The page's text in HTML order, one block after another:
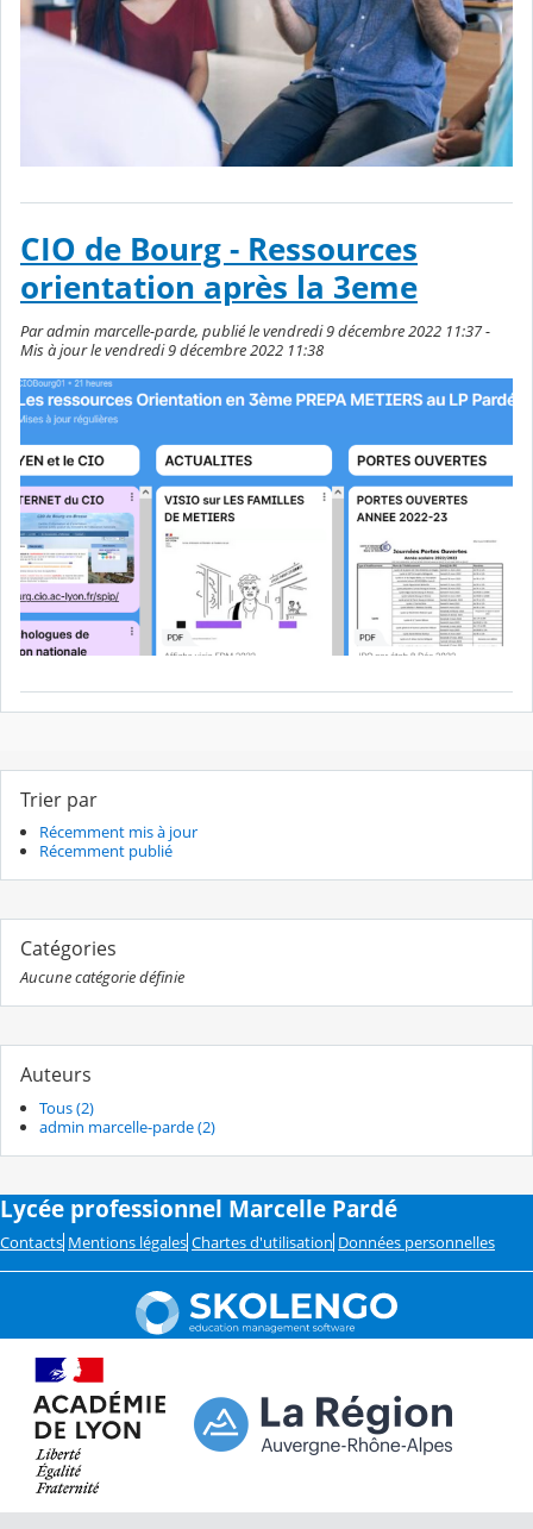
CIO de Bourg - Ressources
orientation après la 3eme
Par admin marcelle-parde, publié le vendredi 9 décembre 2022 11:37 -
Mis à jour le vendredi 9 décembre 2022 11:38
Trier par
Récemment mis à jour
Récemment publié
Catégories
Aucune catégorie définie
Auteurs
Tous (2)
admin marcelle-parde (2)
Lycée professionnel Marcelle Pardé
Contacts Mentions légales Chartes d'utilisation Données personnelles